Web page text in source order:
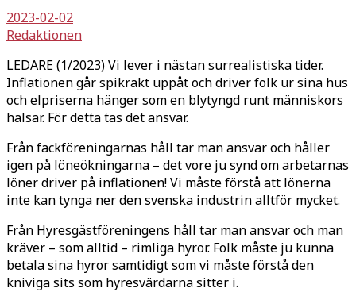
2023-02-02
Redaktionen
LEDARE (1/2023) Vi lever i nästan surrealistiska tider.
Inflationen går spikrakt uppåt och driver folk ur sina hus
och elpriserna hänger som en blytyngd runt människors
halsar. För detta tas det ansvar.
Från fackföreningarnas håll tar man ansvar och håller
igen på löneökningarna – det vore ju synd om arbetarnas
löner driver på inflationen! Vi måste förstå att lönerna
inte kan tynga ner den svenska industrin alltför mycket.
Från Hyresgästföreningens håll tar man ansvar och man
kräver – som alltid – rimliga hyror. Folk måste ju kunna
betala sina hyror samtidigt som vi måste förstå den
kniviga sits som hyresvärdarna sitter i.